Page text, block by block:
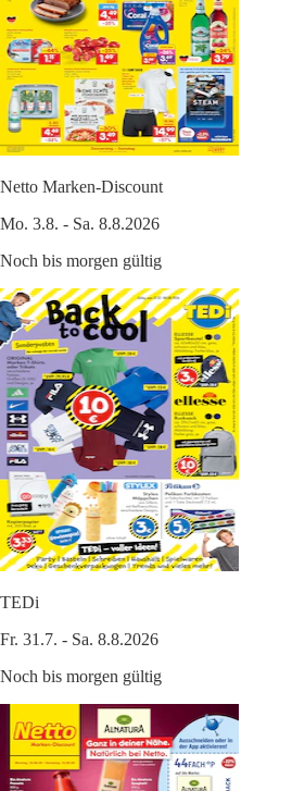
Netto Marken-Discount
Mo. 3.8. - Sa. 8.8.2026
Noch bis morgen gültig
TEDi
Fr. 31.7. - Sa. 8.8.2026
Noch bis morgen gültig